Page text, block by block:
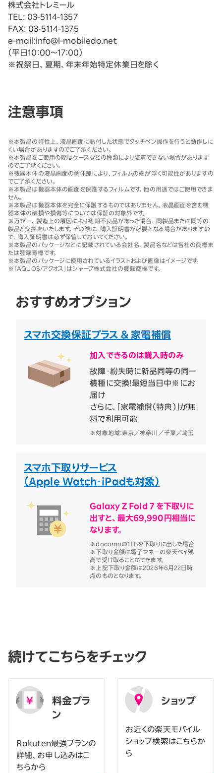
株式会社トレミール
TEL: 03-5114-1357
FAX: 03-5114-1375
e-mail:info@l-mobiledo.net
（平日10：00～17：00）
※祝祭日、夏期、年末年始特定休業日を除く
注意事項
※本製品の特性上、液晶画面に貼付した状態でタッチペン操作を行うと動作しに
くい場合がありますのでご了承ください。
※本製品をご使用の際はケースなどの種類により装着できない場合があります
のでご了承ください。
※機器本体の液晶画面の個体差により、フィルムの端が浮く可能性がありますの
でご了承ください。
※本製品は機器本体の画面を保護するフィルムです。他の用途ではご使用できま
せん。
※本製品は機器本体を完全に保護するものではありません。液晶画面を含む機
器本体の破損や損傷等については保証の対象外です。
※万が一、製造上の原因により初期不良品があった場合、同製品または同等の
製品と交換をいたします。その際に、購入証明書が必要となる場合がありますの
で、購入証明書は必ず保管しておいてください。
※本製品のパッケージなどに記載されている会社名、製品名などは各社の商標ま
たは登録商標です。
※本製品のパッケージに使用されているイラストおよび画像はイメージです。
※ 「AQUOS/アクオス」はシャープ株式会社の登録商標です。
おすすめオプション
スマホ交換保証プラス & 家電補償
加入できるのは購入時のみ
故障・紛失時に新品同等の同一
機種に交換！最短当日中※にお
届け
さらに、「家電補償（特典）」が無
料で利用可能
※対象地域：東京／神奈川／千葉／埼玉
スマホ下取りサービス
（Apple Watch・iPadも対象）
Galaxy Z Fold 7 を下取りに
出すと、最大69,990円相当に
なります。
※docomoの1TBを下取りに出した場合
※下取り金額は電子マネーの楽天ペイ残
高で受け取ることができます。
※上記下取り金額は2026年6月22日時
点のものとなります。
続けてこちらをチェック
料金プラ
ン
Rakuten最強プランの
詳細、お申し込みはこ
ちらから
ショップ
お近くの楽天モバイル
ショップ検索はこちらか
ら